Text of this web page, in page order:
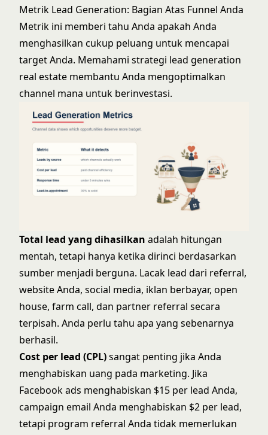
Metrik Lead Generation: Bagian Atas Funnel Anda
Metrik ini memberi tahu Anda apakah Anda
menghasilkan cukup peluang untuk mencapai
target Anda. Memahami strategi lead generation
real estate membantu Anda mengoptimalkan
channel mana untuk berinvestasi.
Total lead yang dihasilkan adalah hitungan
mentah, tetapi hanya ketika dirinci berdasarkan
sumber menjadi berguna. Lacak lead dari referral,
website Anda, social media, iklan berbayar, open
house, farm call, dan partner referral secara
terpisah. Anda perlu tahu apa yang sebenarnya
berhasil.
Cost per lead (CPL)sangat penting jika Anda
menghabiskan uang pada marketing. Jika
Facebook ads menghabiskan $15 per lead Anda,
campaign email Anda menghabiskan $2 per lead,
tetapi program referral Anda tidak memerlukan